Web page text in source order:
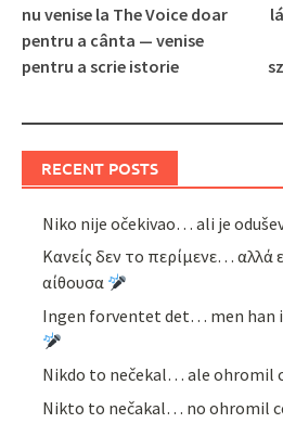
nu venise la The Voice doar
pentru a cânta — venise
pentru a scrie istorie
RECENT POSTS
Niko nije očekivao… ali je
Κανείς δεν το περίμενε… αλλά
αίθουσα
Ingen forventet det… men han
Nikdo to nečekal… ale ohromil
Nikto to nečakal… no ohromil